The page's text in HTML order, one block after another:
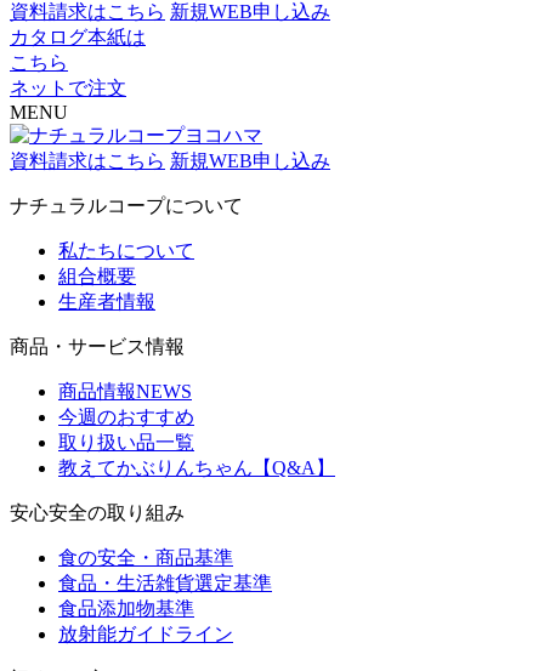
資料請求はこちら 新規WEB申し込み
カタログ本紙は
こちら
ネットで注文
MENU
資料請求はこちら 新規WEB申し込み
ナチュラルコープについて
私たちについて
組合概要
生産者情報
商品・サービス情報
商品情報NEWS
今週のおすすめ
取り扱い品一覧
教えてかぶりんちゃん【Q&A】
安心安全の取り組み
食の安全・商品基準
食品・生活雑貨選定基準
食品添加物基準
放射能ガイドライン